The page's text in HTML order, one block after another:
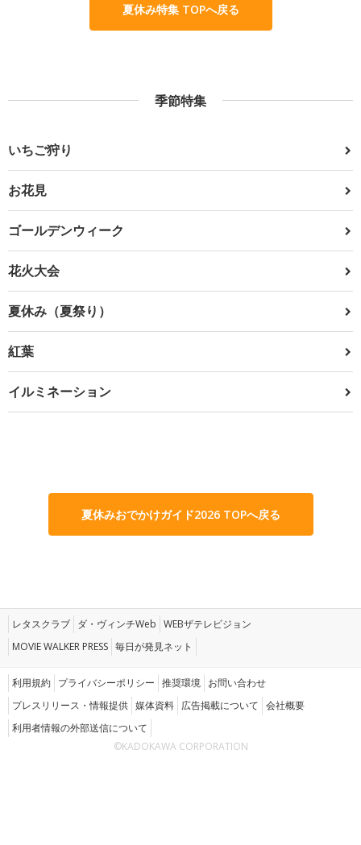
夏休み特集 TOPへ戻る
季節特集
いちご狩り
お花見
ゴールデンウィーク
花火大会
夏休み（夏祭り）
紅葉
イルミネーション
夏休みおでかけガイド2026 TOPへ戻る
レタスクラブ ダ・ヴィンチWeb WEBザテレビジョン
MOVIE WALKER PRESS 毎日が発見ネット
利用規約 プライバシーポリシー 推奨環境 お問い合わせ
プレスリリース・情報提供 媒体資料 広告掲載について 会社概要
利用者情報の外部送信について
©KADOKAWA CORPORATION